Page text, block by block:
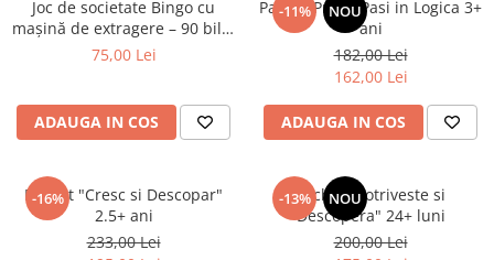
Joc de societate Bingo cu
mașină de extragere – 90 bile,
72 cartonașe și jetoane
75,00 Lei
ADAUGA IN COS
-11% NOU
Pachet Primii Pasi in Logica 3+
ani
182,00 Lei
162,00 Lei
ADAUGA IN COS
-16%
Pachet "Cresc si Descopar"
2.5+ ani
233,00 Lei
-13% NOU
Pachet "Potriveste si
Descopera" 24+ luni
200,00 Lei